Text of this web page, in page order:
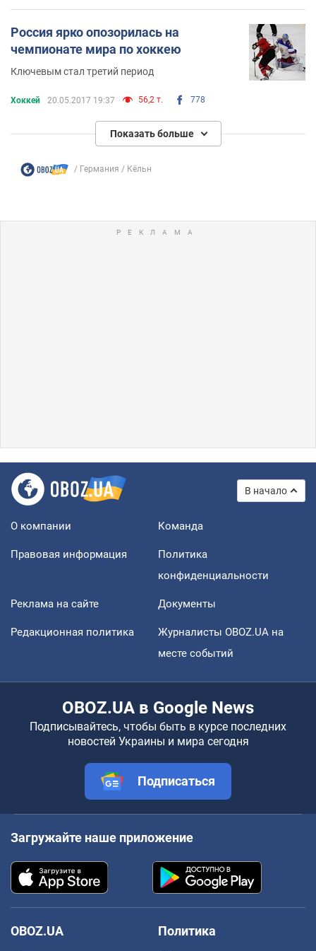
Россия ярко опозорилась на
чемпионате мира по хоккею
Ключевым стал третий период
Хоккей 20.05.2017 19:37 56,2 т. 778
Показать больше
Германия Кёльн
В начало
О компании Команда
Правовая информация
Политика
конфиденциальности
Реклама на сайте Документы
Редакционная политика
Журналисты OBOZ.UA на
месте событий
OBOZ.UA в Google News
Подписывайтесь, чтобы быть в курсе последних
новостей Украины и мира сегодня
Подписаться
Загружайте наше приложение
OBOZ.UA
Политика